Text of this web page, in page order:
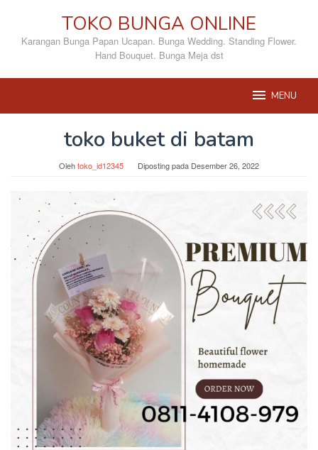
konten
TOKO BUNGA ONLINE
Karangan Bunga Papan Ucapan. Bunga Wedding. Standing Flower.
Hand Bouquet. Bunga Meja dst
MENU
toko buket di batam
Olehtoko_id12345 Diposting pada Desember 26, 2022